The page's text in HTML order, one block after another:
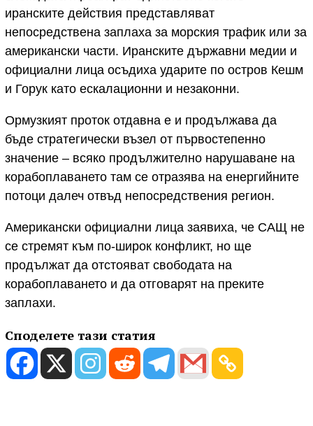
иранските действия представляват
непосредствена заплаха за морския трафик или за
американски части. Иранските държавни медии и
официални лица осъдиха ударите по остров Кешм
и Горук като ескалационни и незаконни.
Ормузкият проток отдавна е и продължава да
бъде стратегически възел от първостепенно
значение – всяко продължително нарушаване на
корабоплаването там се отразява на енергийните
потоци далеч отвъд непосредствения регион.
Американски официални лица заявиха, че САЩ не
се стремят към по-широк конфликт, но ще
продължат да отстояват свободата на
корабоплаването и да отговарят на преките
заплахи.
Споделете тази статия